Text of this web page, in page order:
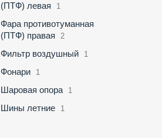
(ПТФ) левая
1
Фара противотуманная
(ПТФ) правая
2
Фильтр воздушный 1
Фонари 1
Шаровая опора 1
Шины летние 1